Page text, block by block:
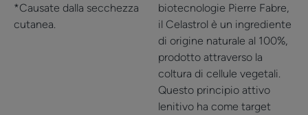
*Causate dalla secchezza
cutanea.
biotecnologie Pierre Fabre,
il Celastrol è un ingrediente
di origine naturale al 100%,
prodotto attraverso la
coltura di cellule vegetali.
Questo principio attivo
lenitivo ha come target